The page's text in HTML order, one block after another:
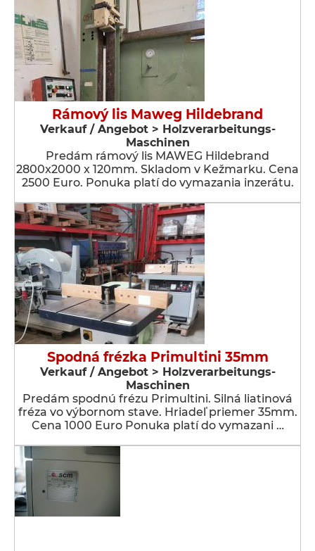
Rámový lis Maweg Hildebrand
Verkauf / Angebot > Holzverarbeitungs-
Maschinen
Predám rámový lis MAWEG Hildebrand
2800x2000 x 120mm. Skladom v Kežmarku. Cena
2500 Euro. Ponuka platí do vymazania inzerátu.
Spodná frézka Primultini 35mm
Verkauf / Angebot > Holzverarbeitungs-
Maschinen
Predám spodnú frézu Primultini. Silná liatinová
fréza vo výbornom stave. Hriadeľ priemer 35mm.
Cena 1000 Euro Ponuka platí do vymazani …